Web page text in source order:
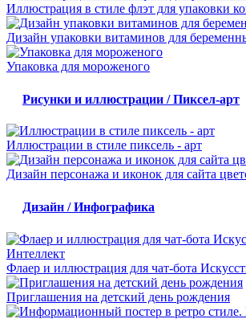
Иллюстрация в стиле флэт для упаковки
Дизайн упаковки витаминов для
Упаковка для мороженого
Рисунки и иллюстрации / Пиксел-арт
Иллюстрации в стиле пиксель - арт
Дизайн персонажа и иконок для сайта
Дизайн / Инфографика
Флаер и иллюстрация для чат-бота
Приглашения на детский день рождения